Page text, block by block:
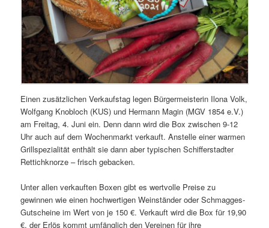
Einen zusätzlichen Verkaufstag legen Bürgermeisterin Ilona Volk,
Wolfgang Knobloch (KUS) und Hermann Magin (MGV 1854 e.V.)
am Freitag, 4. Juni ein. Denn dann wird die Box zwischen 9-12
Uhr auch auf dem Wochenmarkt verkauft. Anstelle einer warmen
Grillspezialität enthält sie dann aber typischen Schifferstadter
Rettichknorze – frisch gebacken.
Unter allen verkauften Boxen gibt es wertvolle Preise zu
gewinnen wie einen hochwertigen Weinständer oder Schmagges-
Gutscheine im Wert von je 150 €. Verkauft wird die Box für 19,90
€, der Erlös kommt umfänglich den Vereinen für ihre